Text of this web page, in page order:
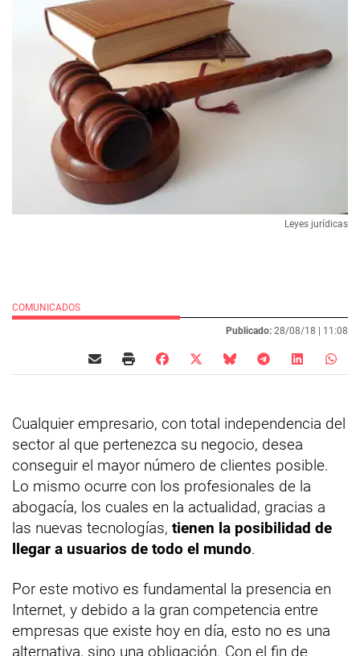
Leyes jurídicas
COMUNICADOS
28/08/18 | 11:08
Cualquier empresario, con total independencia del
sector al que pertenezca su negocio, desea
conseguir el mayor número de clientes posible.
Lo mismo ocurre con los profesionales de la
abogacía, los cuales en la actualidad, gracias a
las nuevas tecnologías, tienen la posibilidad de
llegar a usuarios de todo el mundo.
Por este motivo es fundamental la presencia en
Internet, y debido a la gran competencia entre
empresas que existe hoy en día, esto no es una
alternativa, sino una obligación. Con el fin de